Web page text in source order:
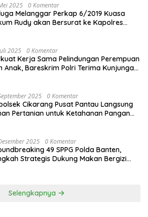
2025 0 Komentar
Melanggar Perkap 6/2019 Kuasa
Rudy akan Bersurat ke Kapolres
2025 0 Komentar
Kerja Sama Pelindungan Perempuan
Anak, Bareskrim Polri Terima Kunjungan
2025 0 Komentar
Cikarang Pusat Pantau Langsung
Pertanian untuk Ketahanan Pangan
2025 0 Komentar
49 SPPG Polda Banten,
Strategis Dukung Makan Bergizi
Selengkapnya